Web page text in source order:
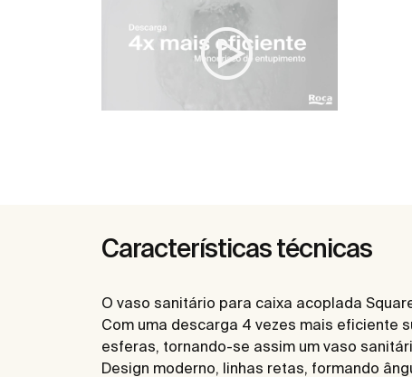
Características técnicas
O vaso sanitário para caixa acoplada
Com uma descarga 4 vezes mais eficiente
esferas, tornando-se assim um vaso
Design moderno, linhas retas, formando